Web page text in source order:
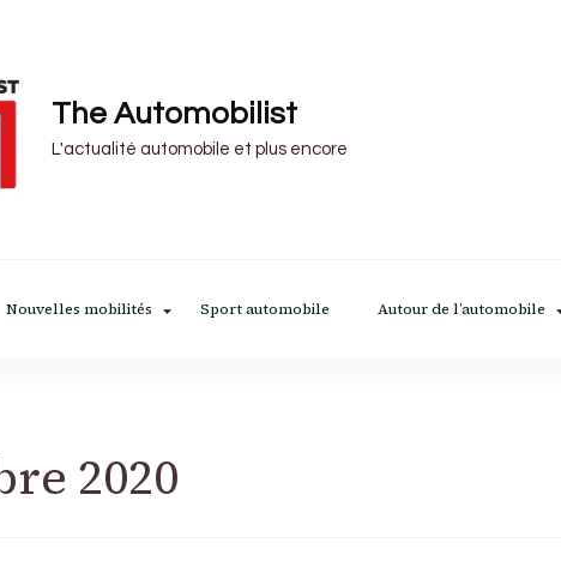
The Automobilist
L'actualité automobile et plus encore
Nouvelles mobilités Sport automobile Autour de l’automobile
2020